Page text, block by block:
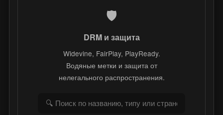
🛡️
DRM и защита
Widevine, FairPlay, PlayReady.
Водяные метки и защита от
нелегального распространения.